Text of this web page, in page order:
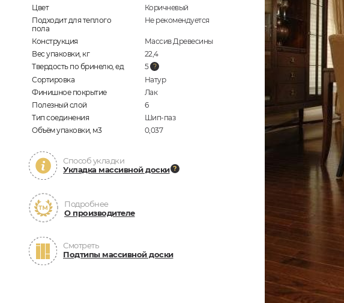
Цвет
Коричневый
Подходит для теплого
пола
Не рекомендуется
Конструкция
Массив Древесины
Вес упаковки, кг
22,4
Твердость по бринелю, ед
5
Сортировка
Натур
Финишное покрытие
Лак
Полезный слой
6
Тип соединения
Шип-паз
Объём упаковки, м3
0,037
Способ укладки
Укладка массивной доски
Подробнее
О производителе
Смотреть
Подтипы массивной доски